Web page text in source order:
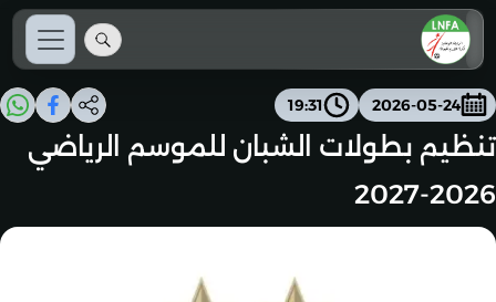
2026-05-24
19:31
تنظيم بطولات الشبان للموسم الرياضي
2026-2027